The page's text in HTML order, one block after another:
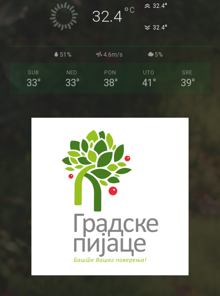
32.4°C 32.4°
32.4°
51% 4.6m/s 5%
SUB
33°
NED
33°
PON
38°
UTO
41 °
SRE
39°